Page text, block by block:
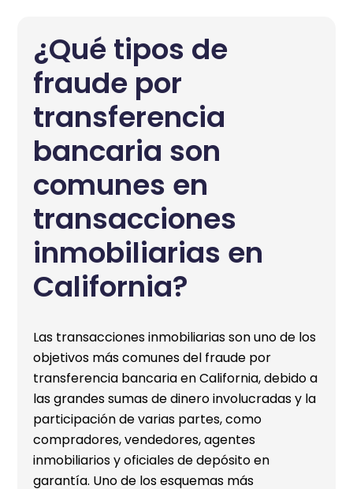
¿Qué tipos de
fraude por
transferencia
bancaria son
comunes en
transacciones
inmobiliarias en
California?
Las transacciones inmobiliarias son uno de los
objetivos más comunes del fraude por
transferencia bancaria en California, debido a
las grandes sumas de dinero involucradas y la
participación de varias partes, como
compradores, vendedores, agentes
inmobiliarios y oficiales de depósito en
garantía. Uno de los esquemas más